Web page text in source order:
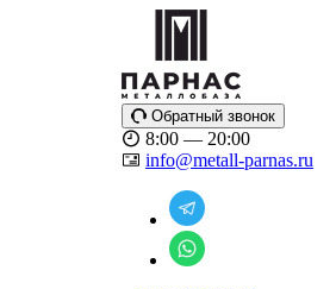
Обратный звонок
8:00 — 20:00
info@metall-parnas.ru